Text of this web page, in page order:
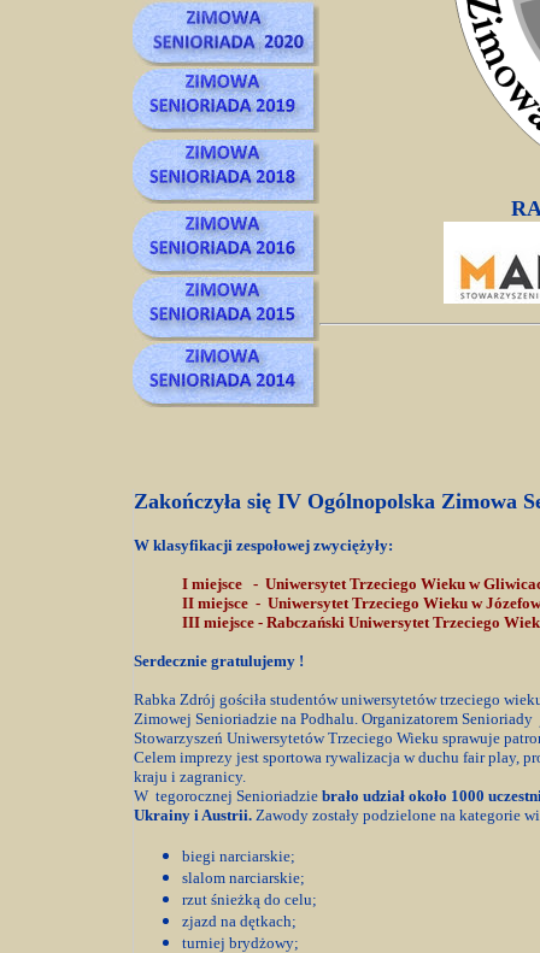
Zakończyła się IV Ogólnopolska Zimowa
W klasyfikacji zespołowej zwyciężyły:
I miejsce - Uniwersytet Trzeciego Wieku w
II miejsce - Uniwersytet Trzeciego Wieku w
III miejsce - Rabczański Uniwersytet Trzeciego
Serdecznie gratulujemy !
Rabka Zdrój gościła studentów uniwersytetów trzeciego
Zimowej Senioriadzie na Podhalu. Organizatorem
Stowarzyszeń Uniwersytetów Trzeciego Wieku sprawuje
Celem imprezy jest sportowa rywalizacja w duchu fair play,
kraju i zagranicy.
W tegorocznej Senioriadzie brało udział około 1000
Ukrainy i Austrii. Zawody zostały podzielone na kategorie
biegi narciarskie;
slalom narciarskie;
rzut śnieżką do celu;
zjazd na dętkach;
turniej brydżowy;